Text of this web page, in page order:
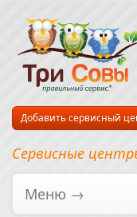
Добавить сервисный
Сервисные
Меню →